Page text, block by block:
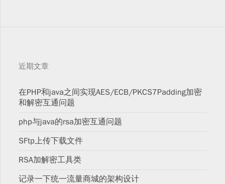
近期文章
在PHP和java之间实现AES/ECB/PKCS7Padding加密
和解密互通问题
php与java的rsa加密互通问题
SFtp上传下载文件
RSA加解密工具类
记录一下统一流量商城的架构设计